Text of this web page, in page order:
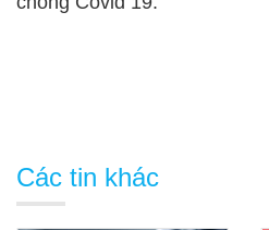
Các tin khác